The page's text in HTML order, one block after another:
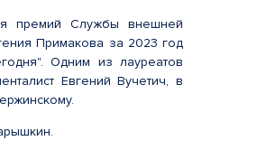
премий Службы внешней
Примакова за 2023 год
Одним из лауреатов
Евгений Вучетич, в